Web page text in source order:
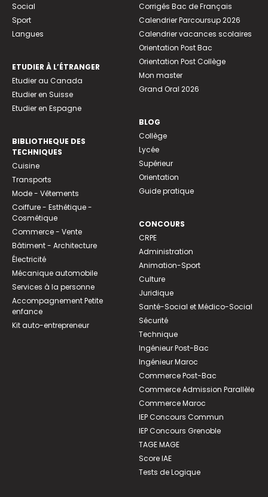
Social
Sport
Langues
ETUDIER À L’ÉTRANGER
Etudier au Canada
Etudier en Suisse
Etudier en Espagne
BIBLIOTHEQUE DES
TECHNIQUES
Cuisine
Transports
Mode - Vêtements
Coiffure - Esthétique -
Cosmétique
Commerce - Vente
Bâtiment - Architecture
Électricité
Mécanique automobile
Services à la personne
Accompagnement Petite
enfance
Kit auto-entrepreneur
Corrigés Bac de Français
Calendrier Parcoursup 2026
Calendrier vacances scolaires
Orientation Post Bac
Orientation Post Collège
Mon master
Grand Oral 2026
BLOG
Collège
Lycée
Supérieur
Orientation
Guide pratique
CONCOURS
CRPE
Administration
Animation-Sport
Culture
Juridique
Santé-Social et Médico-Social
Sécurité
Technique
Ingénieur Post-Bac
Ingénieur Maroc
Commerce Post-Bac
Commerce Admission Parallèle
Commerce Maroc
IEP Concours Commun
IEP Concours Grenoble
TAGE MAGE
Score IAE
Tests de Logique